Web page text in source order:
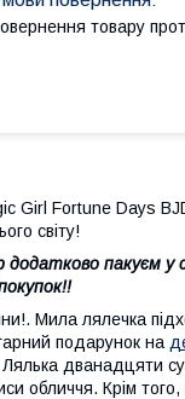
товару
Girl Fortune Days
світу!
пакуєм у
Мила лялечка
подарунок на
Лялька дванадцяти
обличчя. Крім